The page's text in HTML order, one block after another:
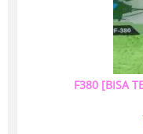
F380 [BISA